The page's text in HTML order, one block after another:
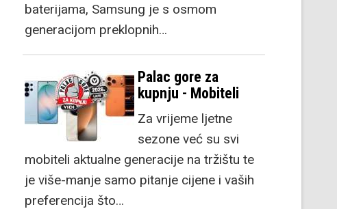
baterijama, Samsung je s osmom
generacijom preklopnih…
Palac gore za
kupnju - Mobiteli
Za vrijeme ljetne
sezone već su svi
mobiteli aktualne generacije na tržištu te
je više-manje samo pitanje cijene i vaših
preferencija što…